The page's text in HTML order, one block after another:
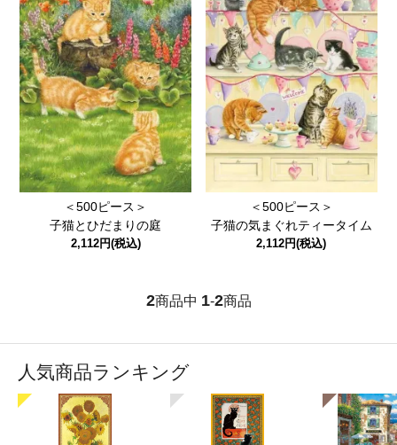
＜500ピース＞
子猫とひだまりの庭
2,112円(税込)
＜500ピース＞
子猫の気まぐれティータイム
2,112円(税込)
2商品中 1-2商品
人気商品ランキング